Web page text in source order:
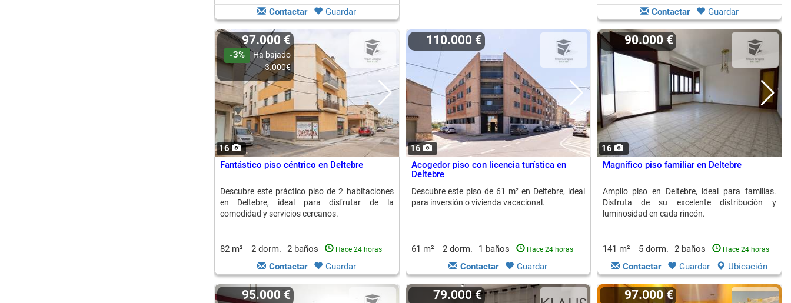
Contactar Guardar Contactar Guardar
16
97.000 €
-3%
Ha bajado
3.000€
Fantástico piso céntrico en Deltebre
Descubre este práctico piso de 2 habitaciones
en Deltebre, ideal para disfrutar de la
comodidad y servicios cercanos.
82 m² 2 dorm. 2 baños Hace 24 horas
Contactar Guardar
16
110.000 €
Acogedor piso con licencia turística en
Deltebre
Descubre este piso de 61 m² en Deltebre, ideal
para inversión o vivienda vacacional.
61 m² 2 dorm. 1 baños Hace 24 horas
Contactar Guardar
16
90.000 €
Magnífico piso familiar en Deltebre
Amplio piso en Deltebre, ideal para familias.
Disfruta de su excelente distribución y
luminosidad en cada rincón.
141 m² 5 dorm. 2 baños Hace 24 horas
Contactar Guardar Ubicación
95.000 € 79.000 € 97.000 €